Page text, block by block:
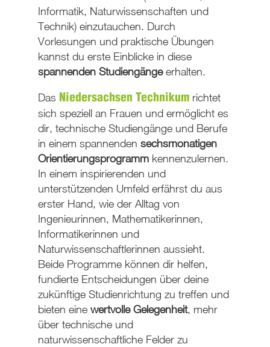
Informatik, Naturwissenschaften und
Technik) einzutauchen. Durch
Vorlesungen und praktische Übungen
kannst du erste Einblicke in diese
spannenden Studiengängeerhalten.
Das Niedersachsen Technikumrichtet
sich speziell an Frauen und ermöglicht es
dir, technische Studiengänge und Berufe
in einem spannenden sechsmonatigen
Orientierungsprogrammkennenzulernen.
In einem inspirierenden und
unterstützenden Umfeld erfährst du aus
erster Hand, wie der Alltag von
Ingenieurinnen, Mathematikerinnen,
Informatikerinnen und
Naturwissenschaftlerinnen aussieht.
Beide Programme können dir helfen,
fundierte Entscheidungen über deine
zukünftige Studienrichtung zu treffen und
bieten eine wertvolle Gelegenheit, mehr
über technische und
naturwissenschaftliche Felder zu